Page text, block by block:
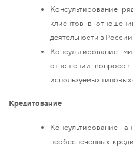
Консультирование
клиентов в
деятельности в России
Консультирование
отношении вопросов
используемых
Кредитование
Консультирование
необеспеченных